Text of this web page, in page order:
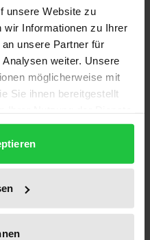
unsere Website zu
wir Informationen zu Ihrer
unsere Partner für
weiter. Unsere
möglicherweise mit
Sie ihnen bereitgestellt